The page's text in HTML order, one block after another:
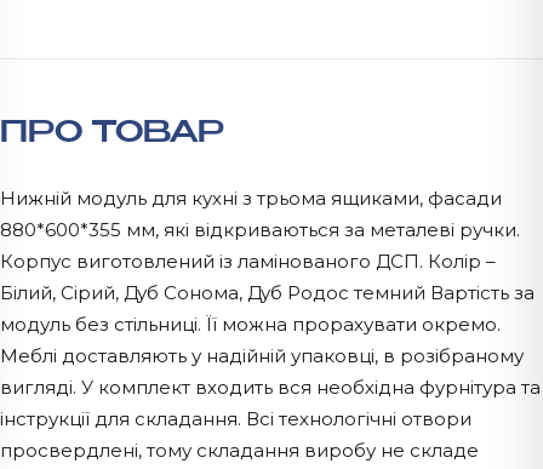
ПРО ТОВАР
Нижній модуль для кухні з трьома ящиками, фасади
880*600*355 мм, які відкриваються за металеві ручки.
Корпус виготовлений із ламінованого ДСП. Колір –
Білий, Сірий, Дуб Сонома, Дуб Родос темний Вартість за
модуль без стільниці. Її можна прорахувати окремо.
Меблі доставляють у надійній упаковці, в розібраному
вигляді. У комплект входить вся необхідна фурнітура та
інструкції для складання. Всі технологічні отвори
просвердлені, тому складання виробу не складе